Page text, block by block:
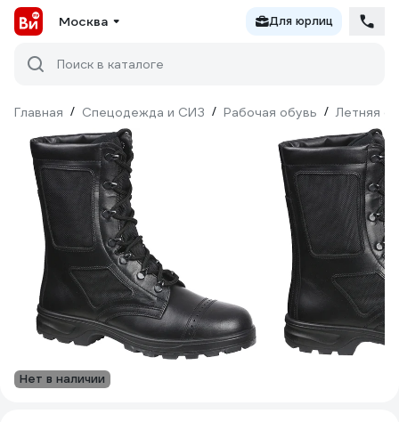
Москва Для юрлиц
Поиск в каталоге
Главная / Спецодежда и СИЗ / Рабочая обувь / Летняя
Нет в наличии